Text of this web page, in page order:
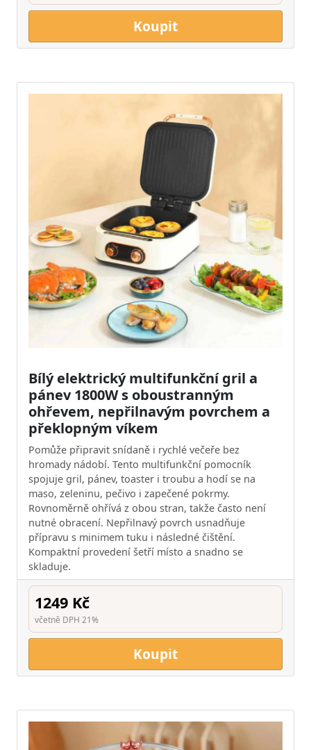
Koupit
Bílý elektrický multifunkční gril a
pánev 1800W s oboustranným
ohřevem, nepřilnavým povrchem a
překlopným víkem
Pomůže připravit snídaně i rychlé večeře bez
hromady nádobí. Tento multifunkční pomocník
spojuje gril, pánev, toaster i troubu a hodí se na
maso, zeleninu, pečivo i zapečené pokrmy.
Rovnoměrně ohřívá z obou stran, takže často není
nutné obracení. Nepřilnavý povrch usnadňuje
přípravu s minimem tuku i následné čištění.
Kompaktní provedení šetří místo a snadno se
skladuje.
1249 Kč
včetně DPH 21%
Koupit